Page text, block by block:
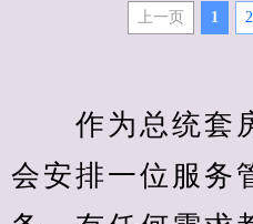
上一页 1 2
作为总统套房
会安排一位服务